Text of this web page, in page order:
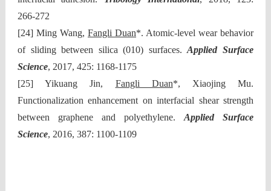
266-272
[24] Ming Wang, Fangli Duan*. Atomic-level wear behavior
of sliding between silica (010) surfaces.Applied Surface
Science, 2017, 425: 1168-1175
[25] Yikuang Jin, Fangli Duan*, Xiaojing Mu.
Functionalization enhancement on interfacial shear strength
between graphene and polyethylene.Applied Surface
Science, 2016, 387: 1100-1109